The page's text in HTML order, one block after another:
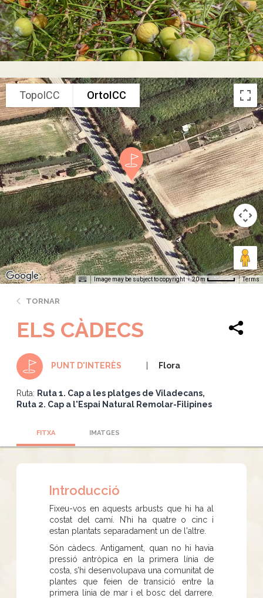
TopoICC OrtoICC
Image may be subject to copyright 20 m Terms
TORNAR
ELS CÀDECS
PUNT D'INTERÈS Flora
Ruta: Ruta 1. Cap a les platges de Viladecans
Ruta 2. Cap a l'Espai Natural Remolar-Filipines
FITXA IMATGES
Introducció
Fixeu-vos en aquests arbusts que hi ha al
costat del camí. N’hi ha quatre o cinc i
estan plantats separadament un de l'altre.
Són càdecs. Antigament, quan no hi havia
pressió antròpica en la primera línia de
costa, s’hi desenvolupava una comunitat de
plantes que feien de transició entre la
primera línia de mar i el bosc del darrere.